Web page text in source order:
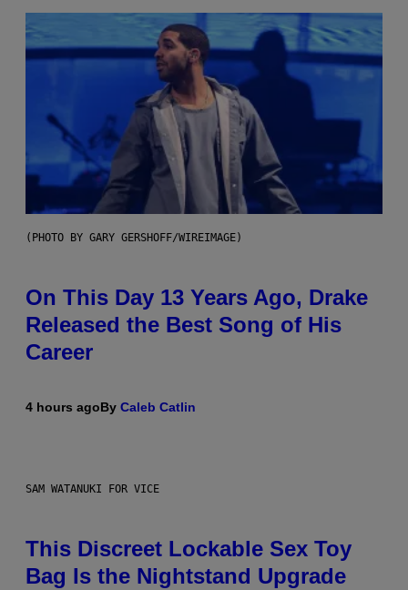
(PHOTO BY GARY GERSHOFF/WIREIMAGE)
On This Day 13 Years Ago, Drake
Released the Best Song of His
Career
4 hours agoBy Caleb Catlin
SAM WATANUKI FOR VICE
This Discreet Lockable Sex Toy
Bag Is the Nightstand Upgrade